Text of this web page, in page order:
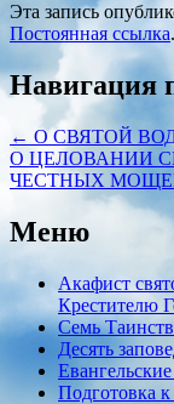
Эта запись
Постоянная ссылка.
Навигация
← О СВЯТОЙ
О ЦЕЛОВАНИИ
ЧЕСТНЫХ
Меню
Акафист
Крестителю
Семь
Десять
Подготовка